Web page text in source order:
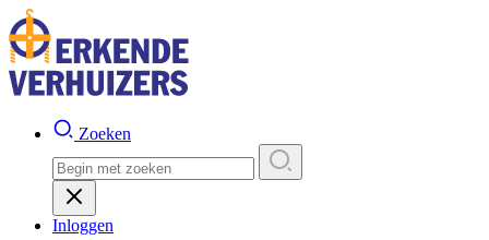
Zoeken
Inloggen